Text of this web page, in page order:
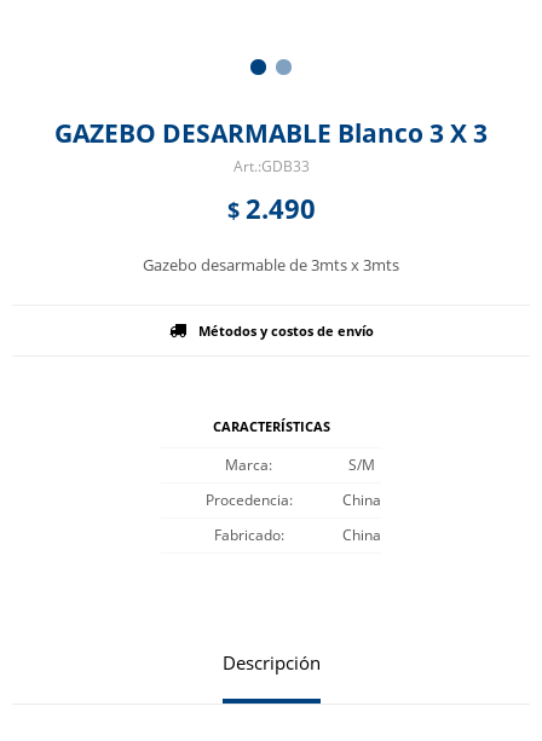
GAZEBO DESARMABLE Blanco 3 X 3
GDB33
$ 2.490
Gazebo desarmable de 3mts x 3mts
Métodos y costos de envío
CARACTERÍSTICAS
Marca
S/M
Procedencia
China
Fabricado
China
Descripción